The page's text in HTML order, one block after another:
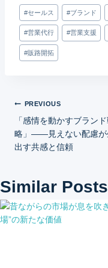
Post
Tags:
#セールス #ブランド
#営業代行 #営業支援
#販路開拓
投
稿
ビ
ゲ
PREVIOUS
「感情を動かすブラン
略」——見えない配慮が
出す共感と信頼
Similar Posts